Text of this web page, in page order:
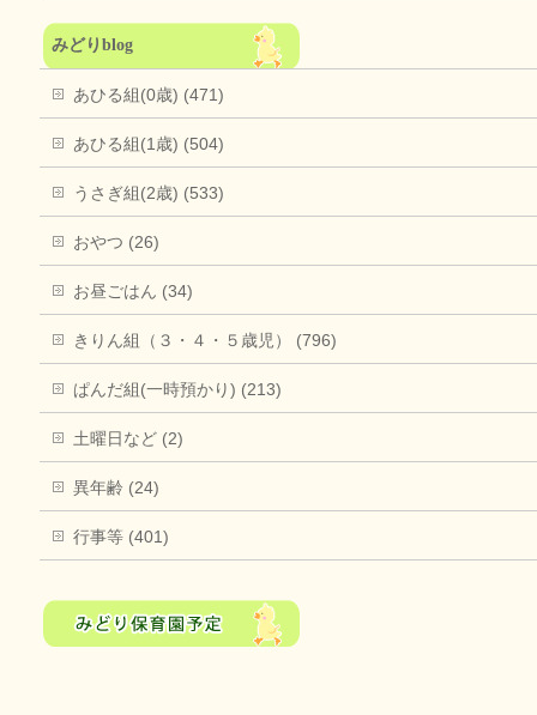
みどりblog
あひる組(0歳) (471)
あひる組(1歳) (504)
うさぎ組(2歳) (533)
おやつ (26)
お昼ごはん (34)
きりん組（３・４・５歳児） (796)
ぱんだ組(一時預かり) (213)
土曜日など (2)
異年齢 (24)
行事等 (401)